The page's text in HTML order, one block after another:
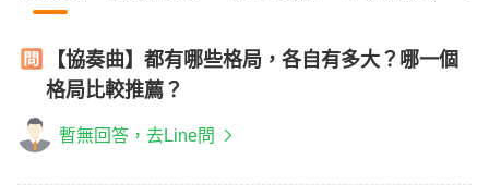
【協奏曲】都有哪些格局，各自有多大？哪一個
格局比較推薦？
暫無回答，去Line問